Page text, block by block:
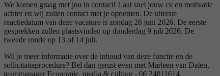
We komen graag met jou in contact! Laat snel jouw cv en motivatie
achter en wij zullen contact met je opnemen. De uiterste
reactiedatum van deze vacature is zondag 28 juni 2026. De eerste
gesprekken zullen plaatsvinden op donderdag 9 juli 2026. De
tweede ronde op 13 of 14 juli.
Wil je meer informatie over de inhoud van deze functie en de
sollicitatieprocedure? Bel dan gerust even met Marleen van Dalen,
teammanager Economie, media & cultuur - 06 24811614.